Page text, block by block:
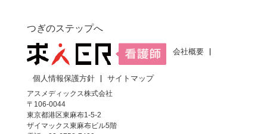
つぎのステップへ
会社概要
個人情報保護方針
サイトマップ
アスメディックス株式会社
〒106-0044
東京都港区東麻布1-5-2
ザイマックス東麻布ビル5階